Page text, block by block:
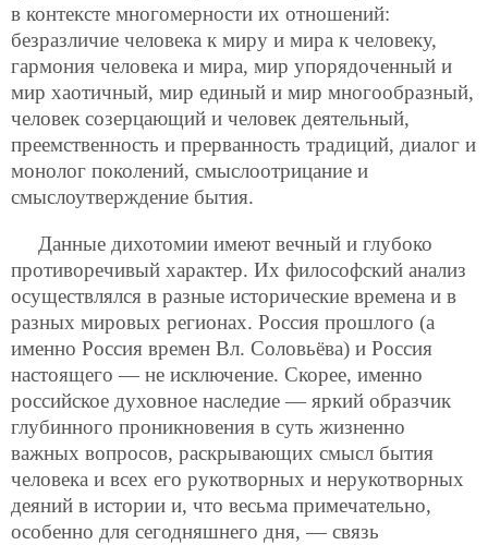
в контексте многомерности их отношений:
безразличие человека к миру и мира к человеку,
гармония человека и мира, мир упорядоченный и
мир хаотичный, мир единый и мир многообразный,
человек созерцающий и человек деятельный,
преемственность и прерванность традиций, диалог и
монолог поколений, смыслоотрицание и
смыслоутверждение бытия.
Данные дихотомии имеют вечный и глубоко
противоречивый характер. Их философский анализ
осуществлялся в разные исторические времена и в
разных мировых регионах. Россия прошлого (а
именно Россия времен Вл. Соловьёва) и Россия
настоящего — не исключение. Скорее, именно
российское духовное наследие — яркий образчик
глубинного проникновения в суть жизненно
важных вопросов, раскрывающих смысл бытия
человека и всех его рукотворных и нерукотворных
деяний в истории и, что весьма примечательно,
особенно для сегодняшнего дня, — связь